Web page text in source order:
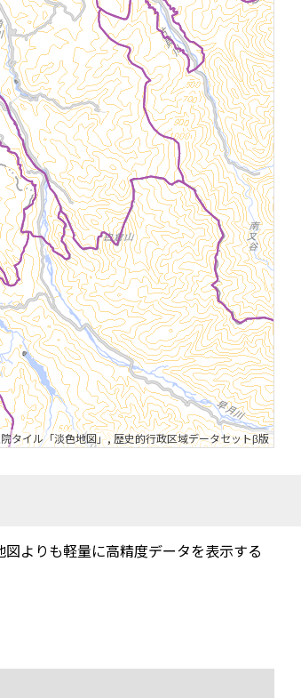
タイル「淡色地図」,歴史的行政区域データセットβ版
よりも軽量に高精度データを表示する